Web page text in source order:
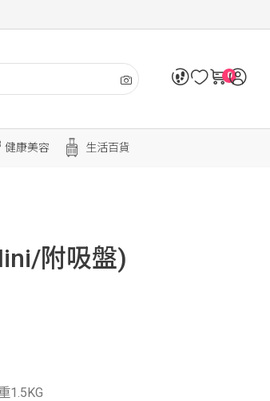
0
健康美容 生活百貨
附吸盤)
1.5KG